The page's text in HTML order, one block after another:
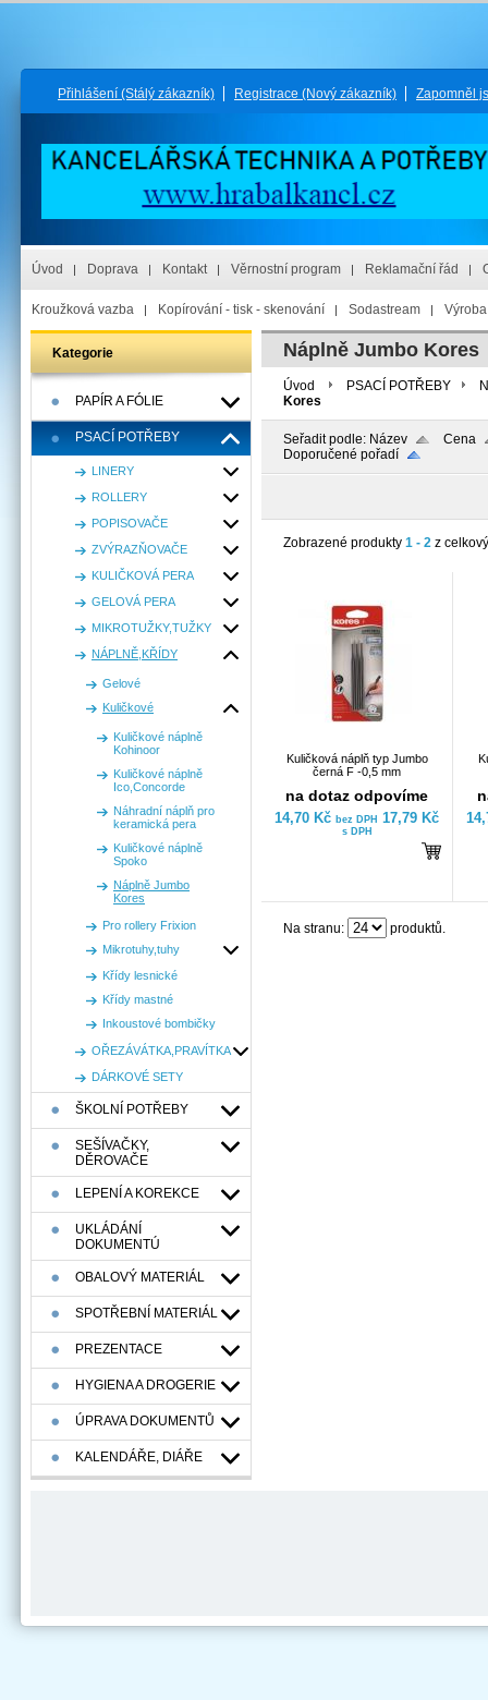
Přihlášení (Stálý zákazník) Registrace (Nový zákazník) Zapomněl
Úvod Doprava Kontakt Věrnostní program Reklamační řád
Kroužková vazba Kopírování - tisk - skenování Sodastream
Kategorie
PAPÍR A FÓLIE
PSACÍ POTŘEBY
LINERY
ROLLERY
POPISOVAČE
ZVÝRAZŇOVAČE
KULIČKOVÁ PERA
GELOVÁ PERA
MIKROTUŽKY,TUŽKY
NÁPLNĚ,KŘÍDY
Gelové
Kuličkové
Kuličkové náplně
Kohinoor
Kuličkové náplně
Ico,Concorde
Náhradní náplň pro
keramická pera
Kuličkové náplně
Spoko
Náplně Jumbo
Kores
Pro rollery Frixion
Mikrotuhy,tuhy
Křídy lesnické
Křídy mastné
Inkoustové bombičky
OŘEZÁVÁTKA,PRAVÍTKA
DÁRKOVÉ SETY
ŠKOLNÍ POTŘEBY
SEŠÍVAČKY,
DĚROVAČE
LEPENÍ A KOREKCE
UKLÁDÁNÍ
DOKUMENTÚ
OBALOVÝ MATERIÁL
SPOTŘEBNÍ MATERIÁL
PREZENTACE
HYGIENA A DROGERIE
ÚPRAVA DOKUMENTŮ
KALENDÁŘE, DIÁŘE
Náplně Jumbo Kores
Úvod PSACÍ POTŘEBY
Kores
Seřadit podle: Název
Cena
Doporučené pořadí
Zobrazené produkty 1 - 2 z
Kuličková náplň typ Jumbo
černá F -0,5 mm
na dotaz odpovíme
14,70 Kč bez DPH 17,79 Kč
s DPH
Na stranu: produktů.